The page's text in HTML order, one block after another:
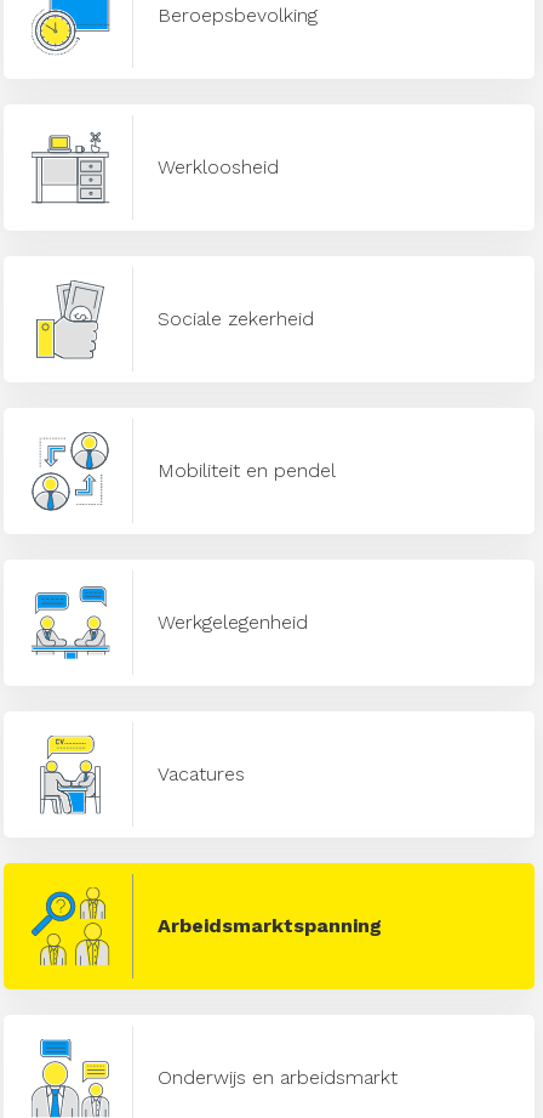
Beroepsbevolking
Werkloosheid
Sociale zekerheid
Mobiliteit en pendel
Werkgelegenheid
Vacatures
Arbeidsmarktspanning
Onderwijs en arbeidsmarkt